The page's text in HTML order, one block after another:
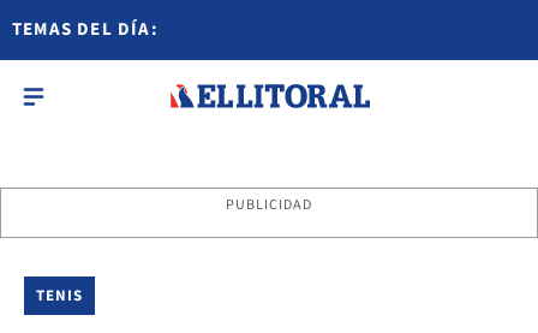
TEMAS DEL DÍA:
PUBLICIDAD
TENIS